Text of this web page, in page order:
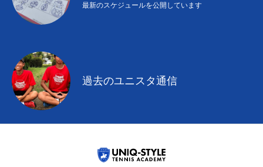
最新のスケジュールを公開しています
過去のユニスタ通信